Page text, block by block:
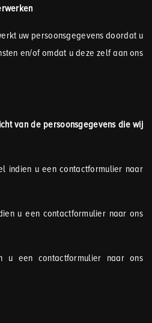
uw persoonsgegevens doordat u
en/of omdat u deze zelf aan ons
van de persoonsgegevens die wij
indien u een contactformulier naar
u een contactformulier naar ons
u een contactformulier naar ons